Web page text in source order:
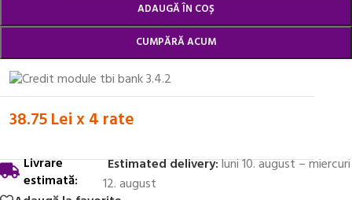
ADAUGĂ ÎN COȘ
CUMPĂRĂ ACUM
38.75 Lei x 4 rate
Livrare
estimată:
Estimated delivery:luni 10. august – miercuri
12. august